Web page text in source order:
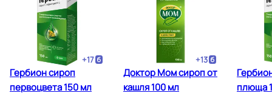
+17
Гербион сироп
первоцвета 150 мл
+13
Доктор Мом сироп от
кашля 100 мл
плюща